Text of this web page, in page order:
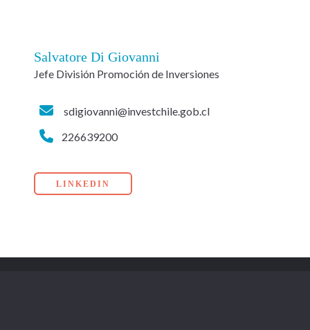
Salvatore Di Giovanni
Jefe División Promoción de Inversiones
sdigiovanni@investchile.gob.cl
226639200
LINKEDIN